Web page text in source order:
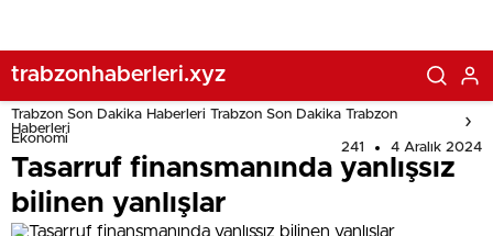
trabzonhaberleri.xyz
Trabzon Son Dakika Haberleri Trabzon Son Dakika Trabzon
Haberleri
Ekonomi
241 4 Aralık 2024
Tasarruf finansmanında yanlışsız
bilinen yanlışlar